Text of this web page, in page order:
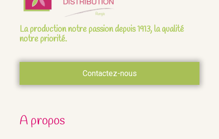
La production notre passion depuis 1913, la qualité
notre priorité.
Contactez-nous
A propos